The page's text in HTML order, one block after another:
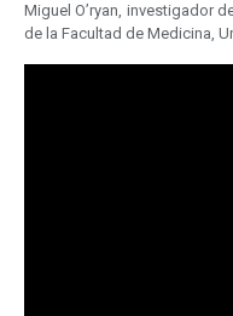
Miguel O’ryan, investigador
de la Facultad de Medicina,